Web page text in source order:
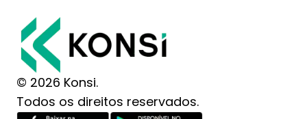
© 2026 Konsi.
Todos os direitos reservados.